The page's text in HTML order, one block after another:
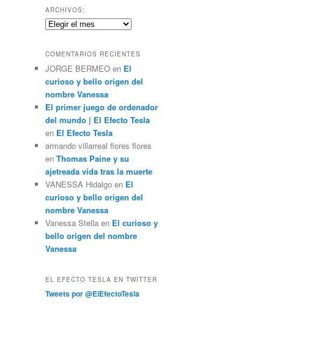
c
a
r
ARCHIVOS:
Archivos:
COMENTARIOS RECIENTES
JORGE BERMEO en El
curioso y bello origen del
nombre Vanessa
El primer juego de ordenador
del mundo | El Efecto Tesla
en El Efecto Tesla
armando villarreal flores flores
en Thomas Paine y su
ajetreada vida tras la muerte
VANESSA Hidalgo en El
curioso y bello origen del
nombre Vanessa
Vanessa Stella en El curioso y
bello origen del nombre
Vanessa
EL EFECTO TESLA EN TWITTER
Tweets por @ElEfectoTesla